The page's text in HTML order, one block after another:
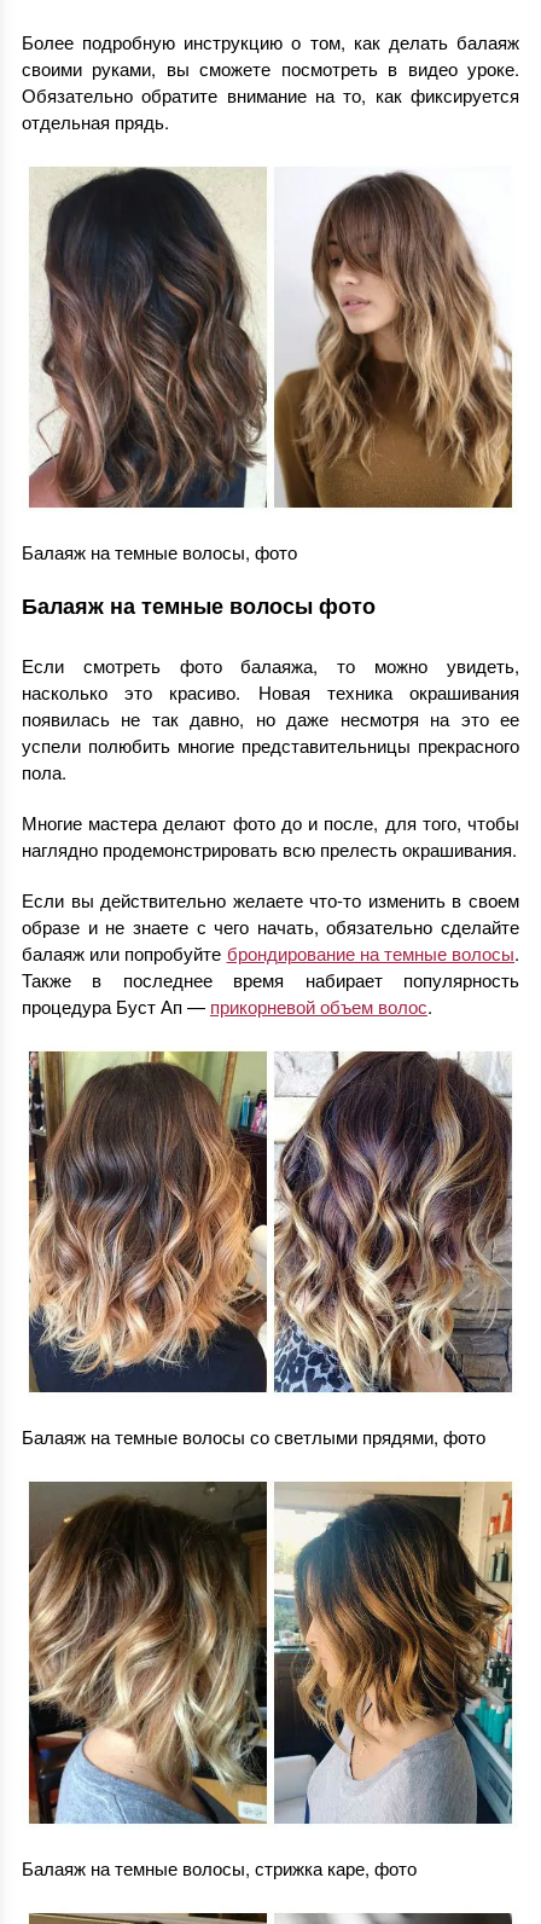
Более подробную инструкцию о том, как делать балаяж
своими руками, вы сможете посмотреть в видео уроке.
Обязательно обратите внимание на то, как фиксируется
отдельная прядь.
Балаяж на темные волосы, фото
Балаяж на темные волосы фото
Если смотреть фото балаяжа, то можно увидеть,
насколько это красиво. Новая техника окрашивания
появилась не так давно, но даже несмотря на это ее
успели полюбить многие представительницы прекрасного
пола.
Многие мастера делают фото до и после, для того, чтобы
наглядно продемонстрировать всю прелесть окрашивания.
Если вы действительно желаете что-то изменить в своем
образе и не знаете с чего начать, обязательно сделайте
балаяж или попробуйте брондирование на темные волосы.
Также в последнее время набирает популярность
процедура Буст Ап — прикорневой объем волос.
Балаяж на темные волосы со светлыми прядями, фото
Балаяж на темные волосы, стрижка каре, фото